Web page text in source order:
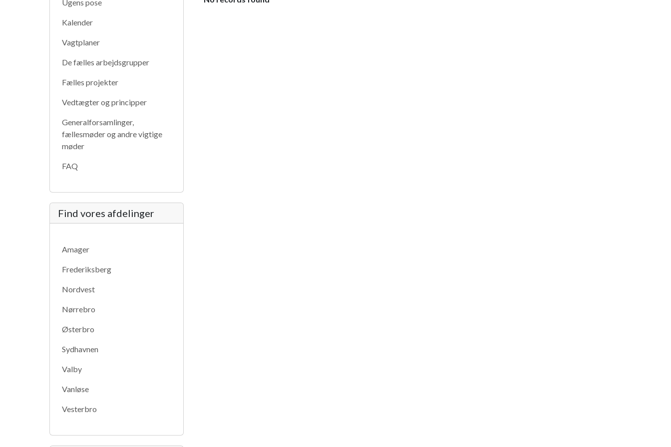
Ugens pose
Kalender
Vagtplaner
De fælles arbejdsgrupper
Fælles projekter
Vedtægter og principper
Generalforsamlinger,
fællesmøder og andre vigtige
møder
FAQ
Find vores afdelinger
Amager
Frederiksberg
Nordvest
Nørrebro
Østerbro
Sydhavnen
Valby
Vanløse
Vesterbro